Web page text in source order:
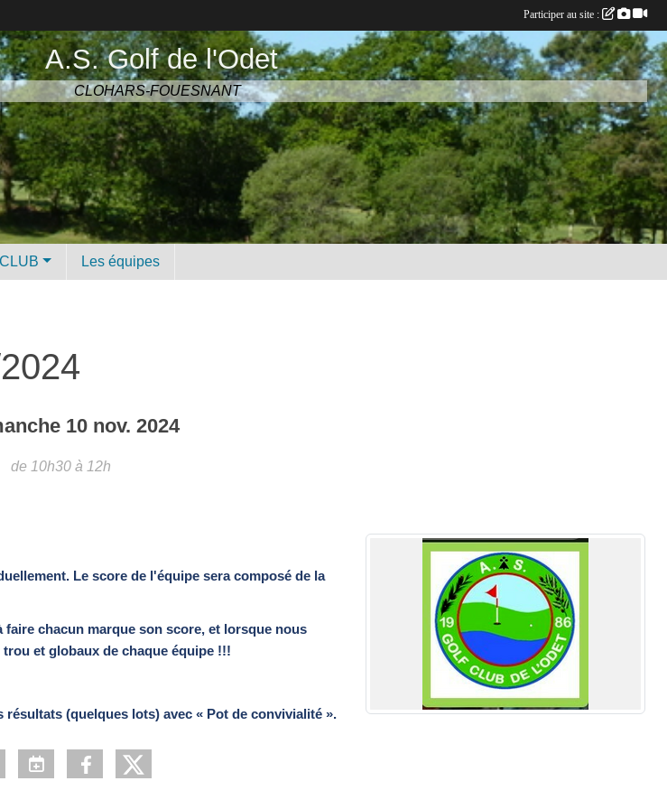
A.S. Golf de l'Odet
CLOHARS-FOUESNANT
Les équipes
10 nov. 2024
de 10h30 à 12h
Le score de l'équipe sera composé de la
chacun marque son score, et lorsque nous
et globaux de chaque équipe !!!
(quelques lots) avec « Pot de convivialité ».
Participer au site :